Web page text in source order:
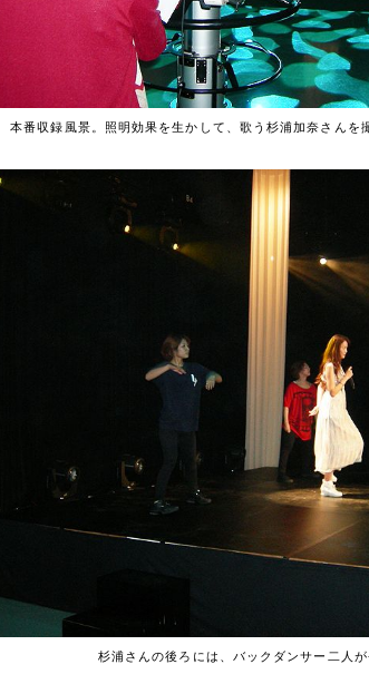
本番収録風景。照明効果を生かして、歌う杉浦加奈さんを
杉浦さんの後ろには、バックダンサー二人